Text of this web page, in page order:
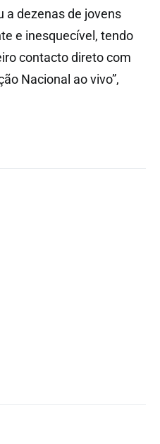
a dezenas de jovens
e inesquecível, tendo
contacto direto com
Nacional ao vivo”,